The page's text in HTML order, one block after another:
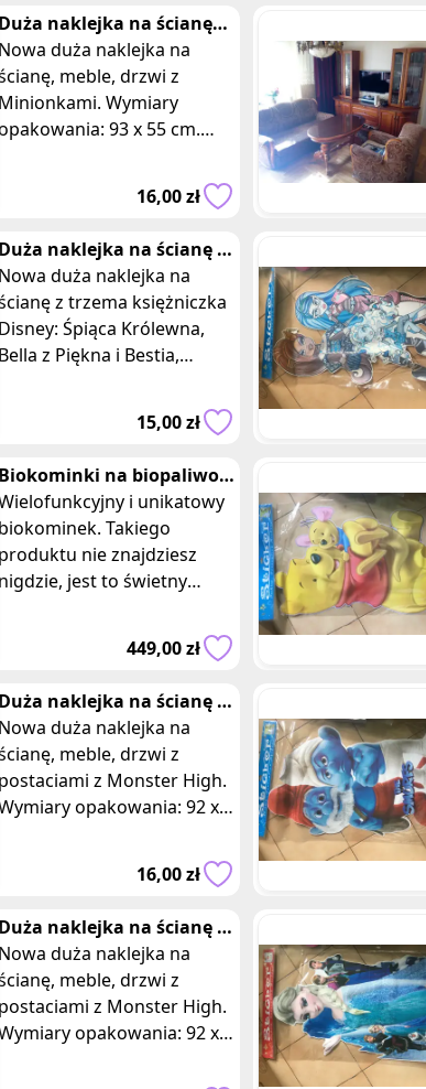
naklejka na ścianę
duża naklejka na
meble, drzwi z
Wymiary
93 x 55 cm.
oferta dotyczy jednej
nich. Opis: - Nak16,00 zł
naklejka na ścianę z
księżniczkami
duża naklejka na
z trzema księżniczka
Śpiąca Królewna,
z Piękna i Bestia,
15,00 zł
na biopaliwo
świeczki / tealighty.
i unikatowy
Takiego
nie znajdziesz
jest to świetny
łatwo zmienić mi
449,00 zł
naklejka na ścianę z
postaciami z
high
duża naklejka na
meble, drzwi z
z Monster High.
opakowania: 92 x
16,00 zł
naklejka na ścianę z
high
duża naklejka na
meble, drzwi z
z Monster High.
opakowania: 92 x